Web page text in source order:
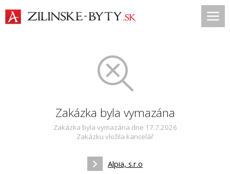
Zakázka byla vymazána
Zakázka byla vymazána dne 17.7.2026
Zakázku vložila kancelář
Alpia, s.r.o